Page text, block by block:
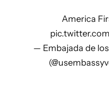
America
— Embajada de los